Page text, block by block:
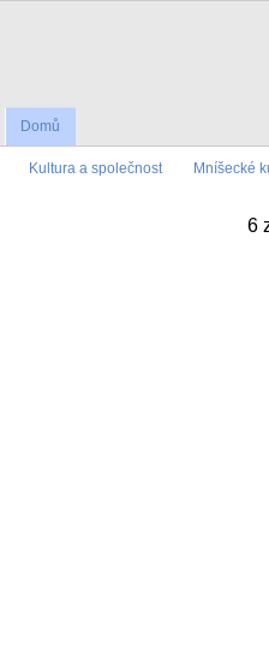
Domů
Kultura a společnost Mníšecké
6